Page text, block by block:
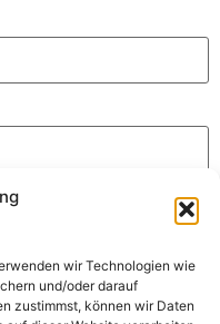
wir Technologien wie
und/oder darauf
zustimmst, können wir Daten
Kommentare via